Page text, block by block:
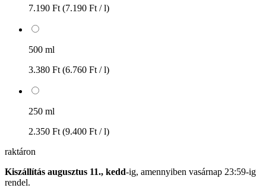
7.190 Ft (7.190 Ft / l)
500 ml
3.380 Ft (6.760 Ft / l)
250 ml
2.350 Ft (9.400 Ft / l)
raktáron
Kiszállítás augusztus 11., kedd-ig, amennyiben vasárnap 23:59-ig
rendel.